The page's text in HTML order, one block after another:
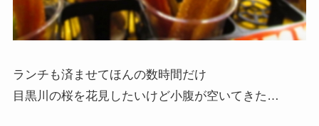
ランチも済ませてほんの数時間だけ
目黒川の桜を花見したいけど小腹が空いてきた…